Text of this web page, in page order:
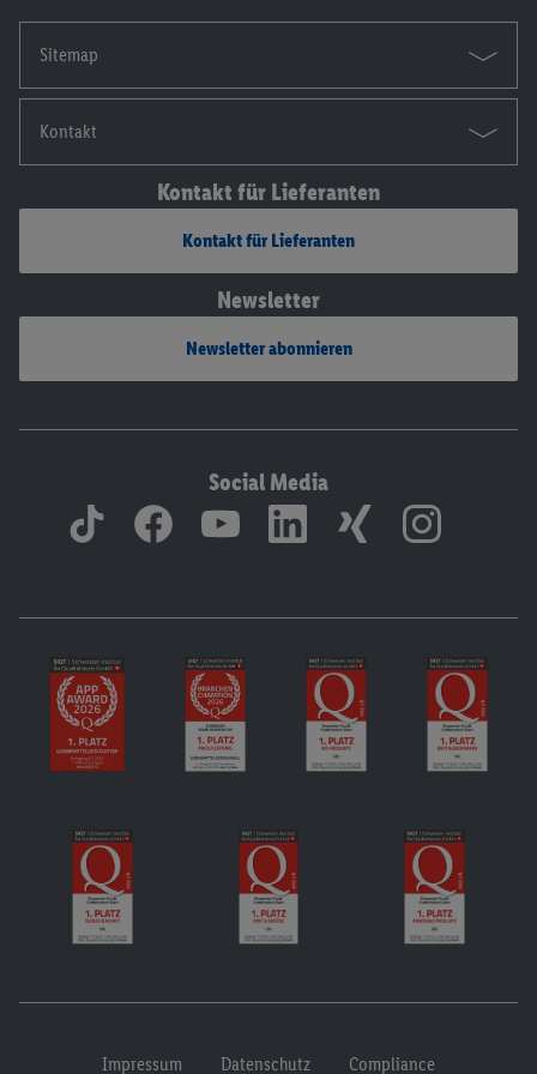
Sitemap
Kontakt
Kontakt für Lieferanten
Kontakt für Lieferanten
Newsletter
Newsletter abonnieren
Social Media
Impressum Datenschutz Compliance